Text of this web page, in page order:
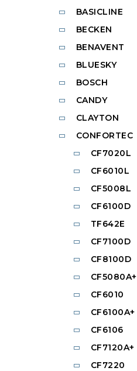
BASICLINE
BECKEN
BENAVENT
BLUESKY
BOSCH
CANDY
CLAYTON
CONFORTEC
CF7020L
CF6010L
CF5008L
CF6100D
TF642E
CF7100D
CF8100D
CF5080A+
CF6010
CF6100A+
CF6106
CF7120A+
CF7220